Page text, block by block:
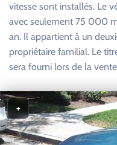
vitesse sont installés. Le
avec seulement 75 000
an. Il appartient à un
propriétaire familial. Le
sera fourni lors de la
+